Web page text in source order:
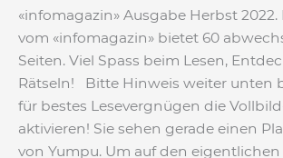
«infomagazin» Ausgabe Herbst 2022.
vom «infomagazin» bietet 60
Seiten. Viel Spass beim Lesen,
Rätseln! Bitte Hinweis weiter unten
für bestes Lesevergnügen die
aktivieren! Sie sehen gerade einen
von Yumpu. Um auf den